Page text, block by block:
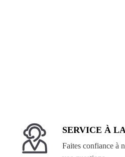
SERVICE À
Faites confiance à